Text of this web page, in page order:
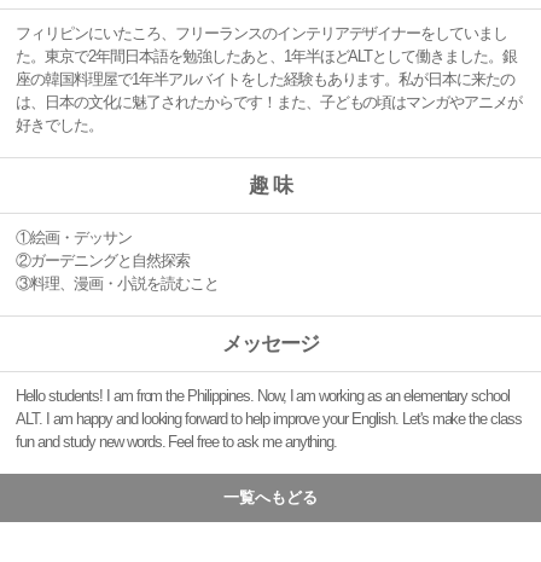
フィリピンにいたころ、フリーランスのインテリアデザイナーをしていまし
た。東京で2年間日本語を勉強したあと、1年半ほどALTとして働き ました。銀
座の韓国料理屋で1年半アルバイトをした経験もあります。私が日本に来たの
は、日本の文化に魅了されたからです！また、子どもの頃はマンガやアニメが
好きでした。
趣 味
①絵画・デッサン
②ガーデニングと自然探索
③料理、漫画・小説を読むこと
メッセージ
Hello students! I am from the Philippines. Now, I am working as an elementary school
ALT. I am happy and looking forward to help improve your English. Let's make the class
fun and study new words. Feel free to ask me anything.
一覧へもどる